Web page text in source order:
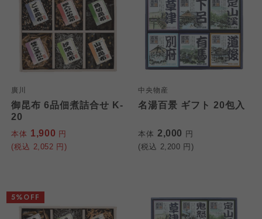
廣川
御昆布 6品佃煮詰合せ K-
20
本体 1,900 円
(税込 2,052 円)
中央物産
名湯百景 ギフト 20包入
本体 2,000 円
(税込 2,200 円)
5%OFF